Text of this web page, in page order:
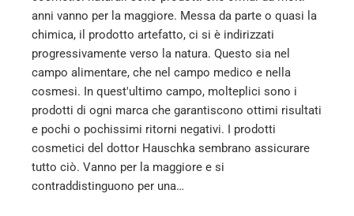
anni vanno per la maggiore. Messa da parte o quasi la
chimica, il prodotto artefatto, ci si è indirizzati
progressivamente verso la natura. Questo sia nel
campo alimentare, che nel campo medico e nella
cosmesi. In quest'ultimo campo, molteplici sono i
prodotti di ogni marca che garantiscono ottimi risultati
e pochi o pochissimi ritorni negativi. I prodotti
cosmetici del dottor Hauschka sembrano assicurare
tutto ciò. Vanno per la maggiore e si
contraddistinguono per una…